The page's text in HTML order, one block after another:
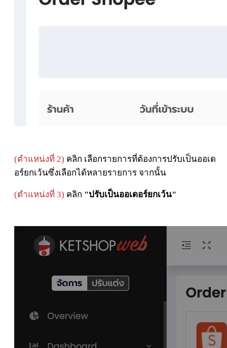
(ตำแหน่งที่ 2) คลิก เลือกรายการที่ต้องการปรับเป็นออเด
อร์ยกเว้นซึ่งเลือกได้หลายรายการ จากนั้น
(ตำแหน่งที่ 3) คลิก "ปรับเป็นออเดอร์ยกเว้น"